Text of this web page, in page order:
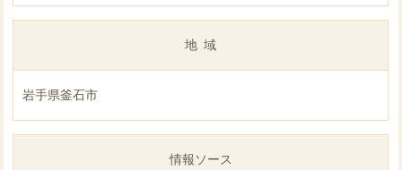
地域
岩手県釜石市
情報ソース